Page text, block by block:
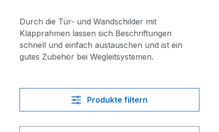
Durch die Tür- und Wandschilder mit
Klapprahmen lassen sich Beschriftungen
schnell und einfach austauschen und ist ein
gutes Zubehör bei Wegleitsystemen.
Produkte filtern